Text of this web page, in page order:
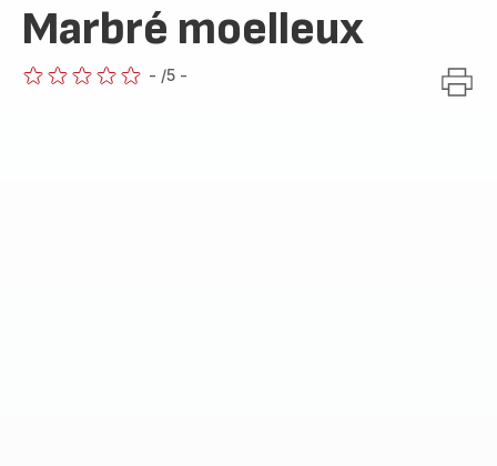
Marbré moelleux
- /5 -